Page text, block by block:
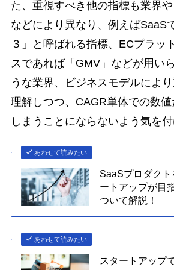
た、重視すべき他の指標も業界
などにより異なり、例えばSaaS
３」と呼ばれる指標、ECプラッ
スであれば「GMV」などが用い
うな業界、ビジネスモデルによ
理解しつつ、CAGR単体での数
しまうことにならないよう気を付
あわせて読みたい
SaaSプロダク
ートアップが目
ついて解説！
あわせて読みたい
スタートアップ